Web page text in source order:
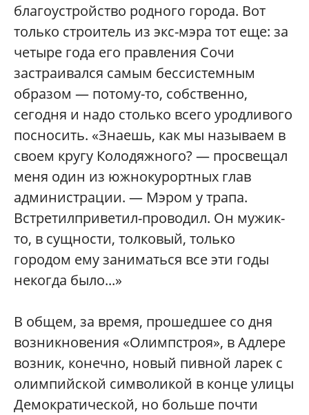
благоустройство родного города. Вот
только строитель из экс-мэра тот еще: за
четыре года его правления Сочи
застраивался самым бессистемным
образом — потому-то, собственно,
сегодня и надо столько всего уродливого
посносить. «Знаешь, как мы называем в
своем кругу Колодяжного? — просвещал
меня один из южнокурортных глав
администрации. — Мэром у трапа.
Встретилприветил-проводил. Он мужик-
то, в сущности, толковый, только
городом ему заниматься все эти годы
некогда было...»
В общем, за время, прошедшее со дня
возникновения «Олимпстроя», в Адлере
возник, конечно, новый пивной ларек с
олимпийской символикой в конце улицы
Демократической, но больше почти